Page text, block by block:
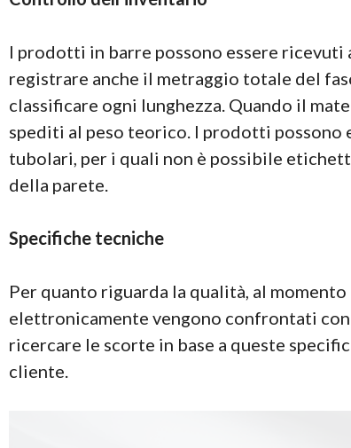
I prodotti in barre possono essere
registrare anche il metraggio totale del
classificare ogni lunghezza. Quando il
spediti al peso teorico. I prodotti
tubolari, per i quali non è possibile
della parete.
Specifiche tecniche
Per quanto riguarda la qualità, al
elettronicamente vengono confrontati
ricercare le scorte in base a queste
cliente.